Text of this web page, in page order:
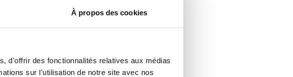
À propos des cookies
d'offrir des fonctionnalités relatives aux médias
sur l'utilisation de notre site avec nos